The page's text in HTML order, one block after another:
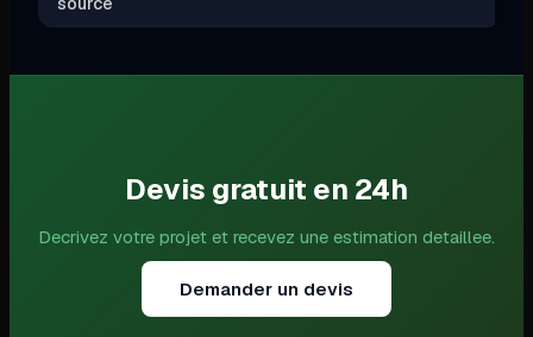
Devis gratuit en 24h
Decrivez votre projet et recevez une estimation detaillee.
Demander un devis